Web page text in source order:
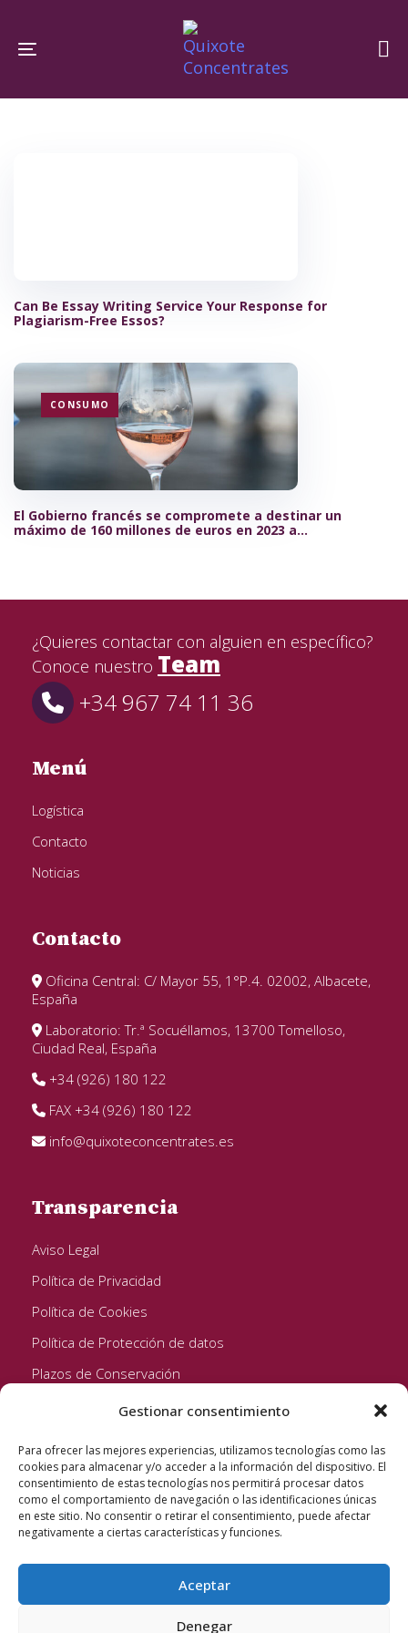
Gestionar consentimiento
Para ofrecer las mejores experiencias, utilizamos tecnologías como las
cookies para almacenar y/o acceder a la información del dispositivo. El
consentimiento de estas tecnologías nos permitirá procesar datos
como el comportamiento de navegación o las identificaciones únicas
en este sitio. No consentir o retirar el consentimiento, puede afectar
negativamente a ciertas características y funciones.
Aceptar
Denegar
links
navigation
Toggle navigation
Can Be Essay Writing Service Your Response for
Plagiarism-Free Essos?
TAGS
CONSUMO
El Gobierno francés se compromete a destinar un
máximo de 160 millones de euros en 2023 a
¿Quieres contactar con alguien en específico?
Conoce nuestro Team
+34 967 74 11 36
Menú
Logística
Contacto
Noticias
Contacto
Oficina Central: C/ Mayor 55, 1°P.4. 02002, Albacete,
España
Laboratorio: Tr.ª Socuéllamos, 13700 Tomelloso,
Ciudad Real, España
+34 (926) 180 122
FAX +34 (926) 180 122
info@quixoteconcentrates.es
Transparencia
Aviso Legal
Política de Privacidad
Política de Cookies
Política de Protección de datos
Plazos de Conservación
Seguinos!
Quixote Concentrates S.L. 2022 © Reservados todos los
derechos